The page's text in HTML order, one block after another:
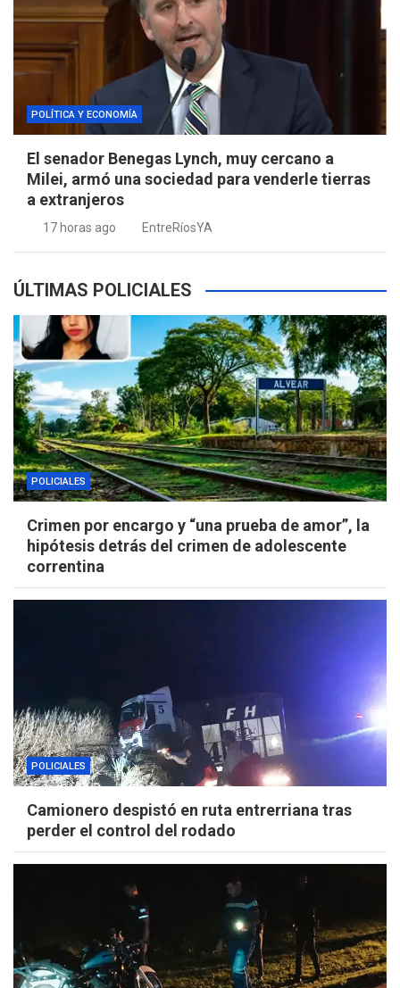
POLÍTICA Y ECONOMÍA
El senador Benegas Lynch, muy cercano a
Milei, armó una sociedad para venderle tierras
a extranjeros
17 horas ago EntreRíosYA
ÚLTIMAS POLICIALES
POLICIALES
Crimen por encargo y “una prueba de amor”, la
hipótesis detrás del crimen de adolescente
correntina
POLICIALES
Camionero despistó en ruta entrerriana tras
perder el control del rodado